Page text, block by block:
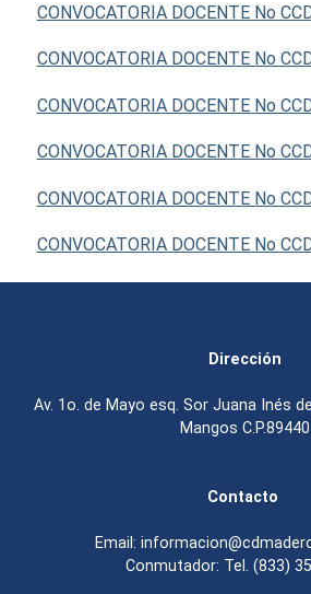
CONVOCATORIA DOCENTE No
CONVOCATORIA DOCENTE No
CONVOCATORIA DOCENTE No
CONVOCATORIA DOCENTE No
CONVOCATORIA DOCENTE No
CONVOCATORIA DOCENTE No
Dirección
Av. 1o. de Mayo esq. Sor Juana Inés
Mangos C.P.89440
Contacto
Email:
Conmutador: Tel. (833)